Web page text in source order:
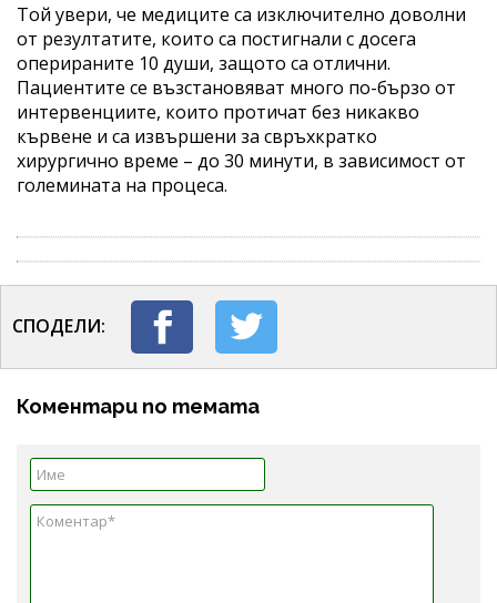
Той увери, че медиците са изключително доволни
от резултатите, които са постигнали с досега
оперираните 10 души, защото са отлични.
Пациентите се възстановяват много по-бързо от
интервенциите, които протичат без никакво
кървене и са извършени за свръхкратко
хирургично време – до 30 минути, в зависимост от
големината на процеса.
СПОДЕЛИ:
Коментари по темата